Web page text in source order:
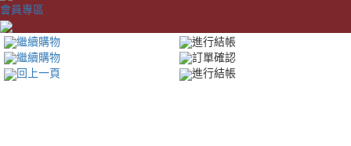
會員專區
繼續購物
進行結帳
繼續購物
訂單確認
回上一頁
進行結帳